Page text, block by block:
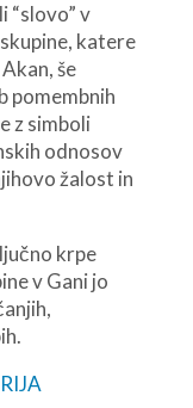
“slovo” v
katere
še
pomembnih
z simboli
odnosov
žalost in
krpe
v Gani jo